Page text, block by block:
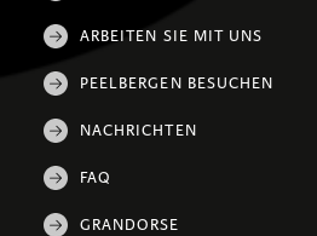
ARBEITEN SIE MIT UNS
PEELBERGEN BESUCHEN
NACHRICHTEN
FAQ
GRANDORSE